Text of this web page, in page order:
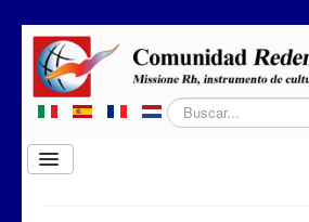
Buscar...
Cambiar